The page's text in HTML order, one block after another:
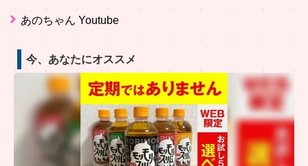
あのちゃん Youtube
今、あなたにオススメ